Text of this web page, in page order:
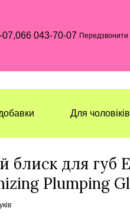
07,066 043-70-07
Для чоловіків
для губ
Plumping